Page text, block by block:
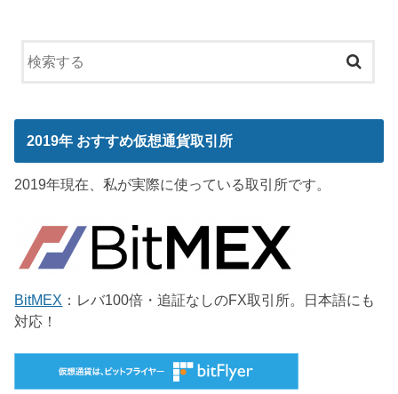
2019年 おすすめ仮想通貨取引所
2019年現在、私が実際に使っている取引所です。
BitMEX ：レバ100倍・追証なしのFX取引所。日本語にも
対応！